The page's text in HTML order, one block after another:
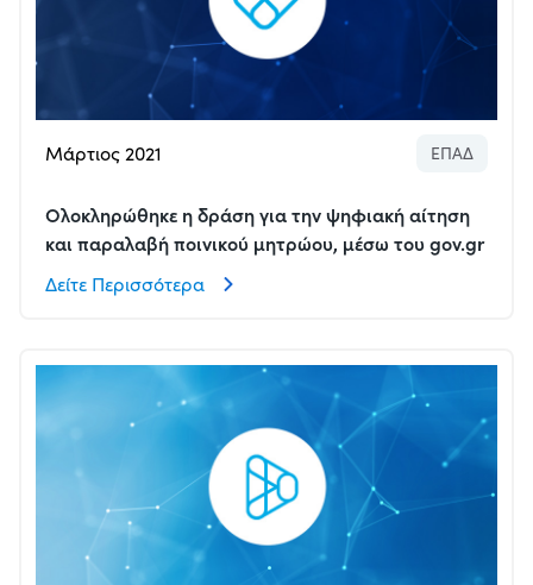
Μάρτιος 2021 ΕΠΑΔ
Ολοκληρώθηκε η δράση για την ψηφιακή αίτηση
και παραλαβή ποινικού μητρώου, μέσω του gov.gr
Δείτε Περισσότερα